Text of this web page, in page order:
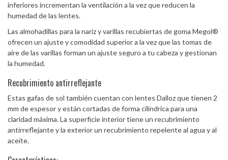
inferiores incrementan la ventilación a la vez que reducen la
humedad de las lentes.
Las almohadillas para la nariz y varillas recubiertas de goma Megol®
ofrecen un ajuste y comodidad superior a la vez que las tomas de
aire de las varillas forman un ajuste seguro a tu cabeza y gestionan
la humedad.
Recubrimiento antirreflejante
Estas gafas de sol también cuentan con lentes Dalloz que tienen 2
mm de espesor y están cortadas de forma cilíndrica para una
claridad máxima. La superficie interior tiene un recubrimiento
antirreflejante y la exterior un recubrimiento repelente al agua y al
aceite.